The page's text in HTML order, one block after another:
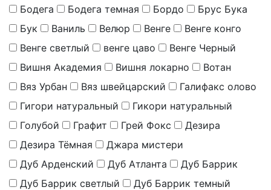
Бодега
Бодега темная Бордо
Брус Бука
Бук
Ваниль Велюр Венге
Венге конго
Венге светлый
венге цаво
Венге Черный
Вишня Академия
Вишня локарно
Вотан
Вяз Урбан
Вяз швейцарский
Галифакс олово
Гигори натуральный
Гикори натуральный
Голубой
Графит Грей Фокс
Дезира
Дезира Тёмная
Джара мистери
Дуб Арденский
Дуб Атланта
Дуб Баррик
Дуб Баррик светлый
Дуб Баррик темный